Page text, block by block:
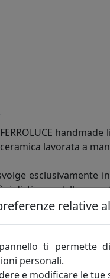
lavorata a
esclusivamente
distingue dalla
alla clientela più
competente e in
realtà moderna,
relative
ti permette
personali.
e modificare le